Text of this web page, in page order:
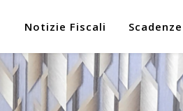
Notizie Fiscali Scadenze